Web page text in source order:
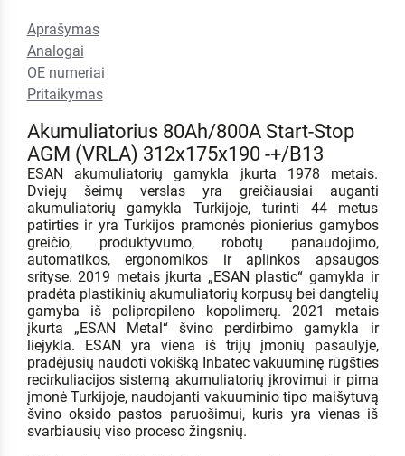
Aprašymas
Analogai
OE numeriai
Pritaikymas
Akumuliatorius 80Ah/800A Start-Stop
AGM (VRLA) 312x175x190 -+/B13
ESAN akumuliatorių gamykla įkurta 1978 metais.
Dviejų šeimų verslas yra greičiausiai auganti
akumuliatorių gamykla Turkijoje, turinti 44 metus
patirties ir yra Turkijos pramonės pionierius gamybos
greičio, produktyvumo, robotų panaudojimo,
automatikos, ergonomikos ir aplinkos apsaugos
srityse. 2019 metais įkurta „ESAN plastic“ gamykla ir
pradėta plastikinių akumuliatorių korpusų bei dangtelių
gamyba iš polipropileno kopolimerų. 2021 metais
įkurta „ESAN Metal“ švino perdirbimo gamykla ir
liejykla. ESAN yra viena iš trijų įmonių pasaulyje,
pradėjusių naudoti vokišką Inbatec vakuuminę rūgšties
recirkuliacijos sistemą akumuliatorių įkrovimui ir pima
įmonė Turkijoje, naudojanti vakuuminio tipo maišytuvą
švino oksido pastos paruošimui, kuris yra vienas iš
svarbiausių viso proceso žingsnių.